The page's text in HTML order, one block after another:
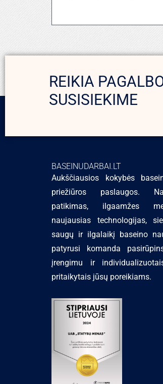
REIKIA
SUSISIEKIME
BASEINUDARBAI.LT
Aukščiausios kokybės
priežiūros paslaugos.
patikimas, ilgaamžes
naujausias technologijas,
saugų ir ilgalaikį baseino
patyrusi komanda
įrengimu ir
pritaikytais jūsų poreikiams.